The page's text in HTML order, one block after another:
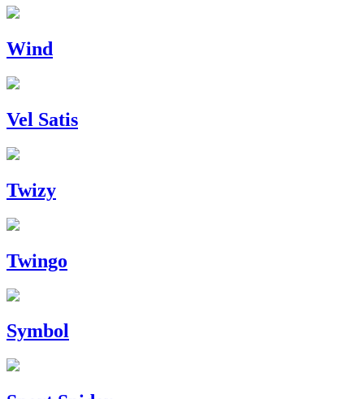
Wind
Vel Satis
Twizy
Twingo
Symbol